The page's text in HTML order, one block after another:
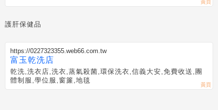
護肝保健品
https://0227323355.web66.com.tw
富玉乾洗店
乾洗,洗衣店,洗衣,蒸氣殺菌,環保洗衣,信義大安,免費收送,團
體制服,學位服,窗簾,地毯